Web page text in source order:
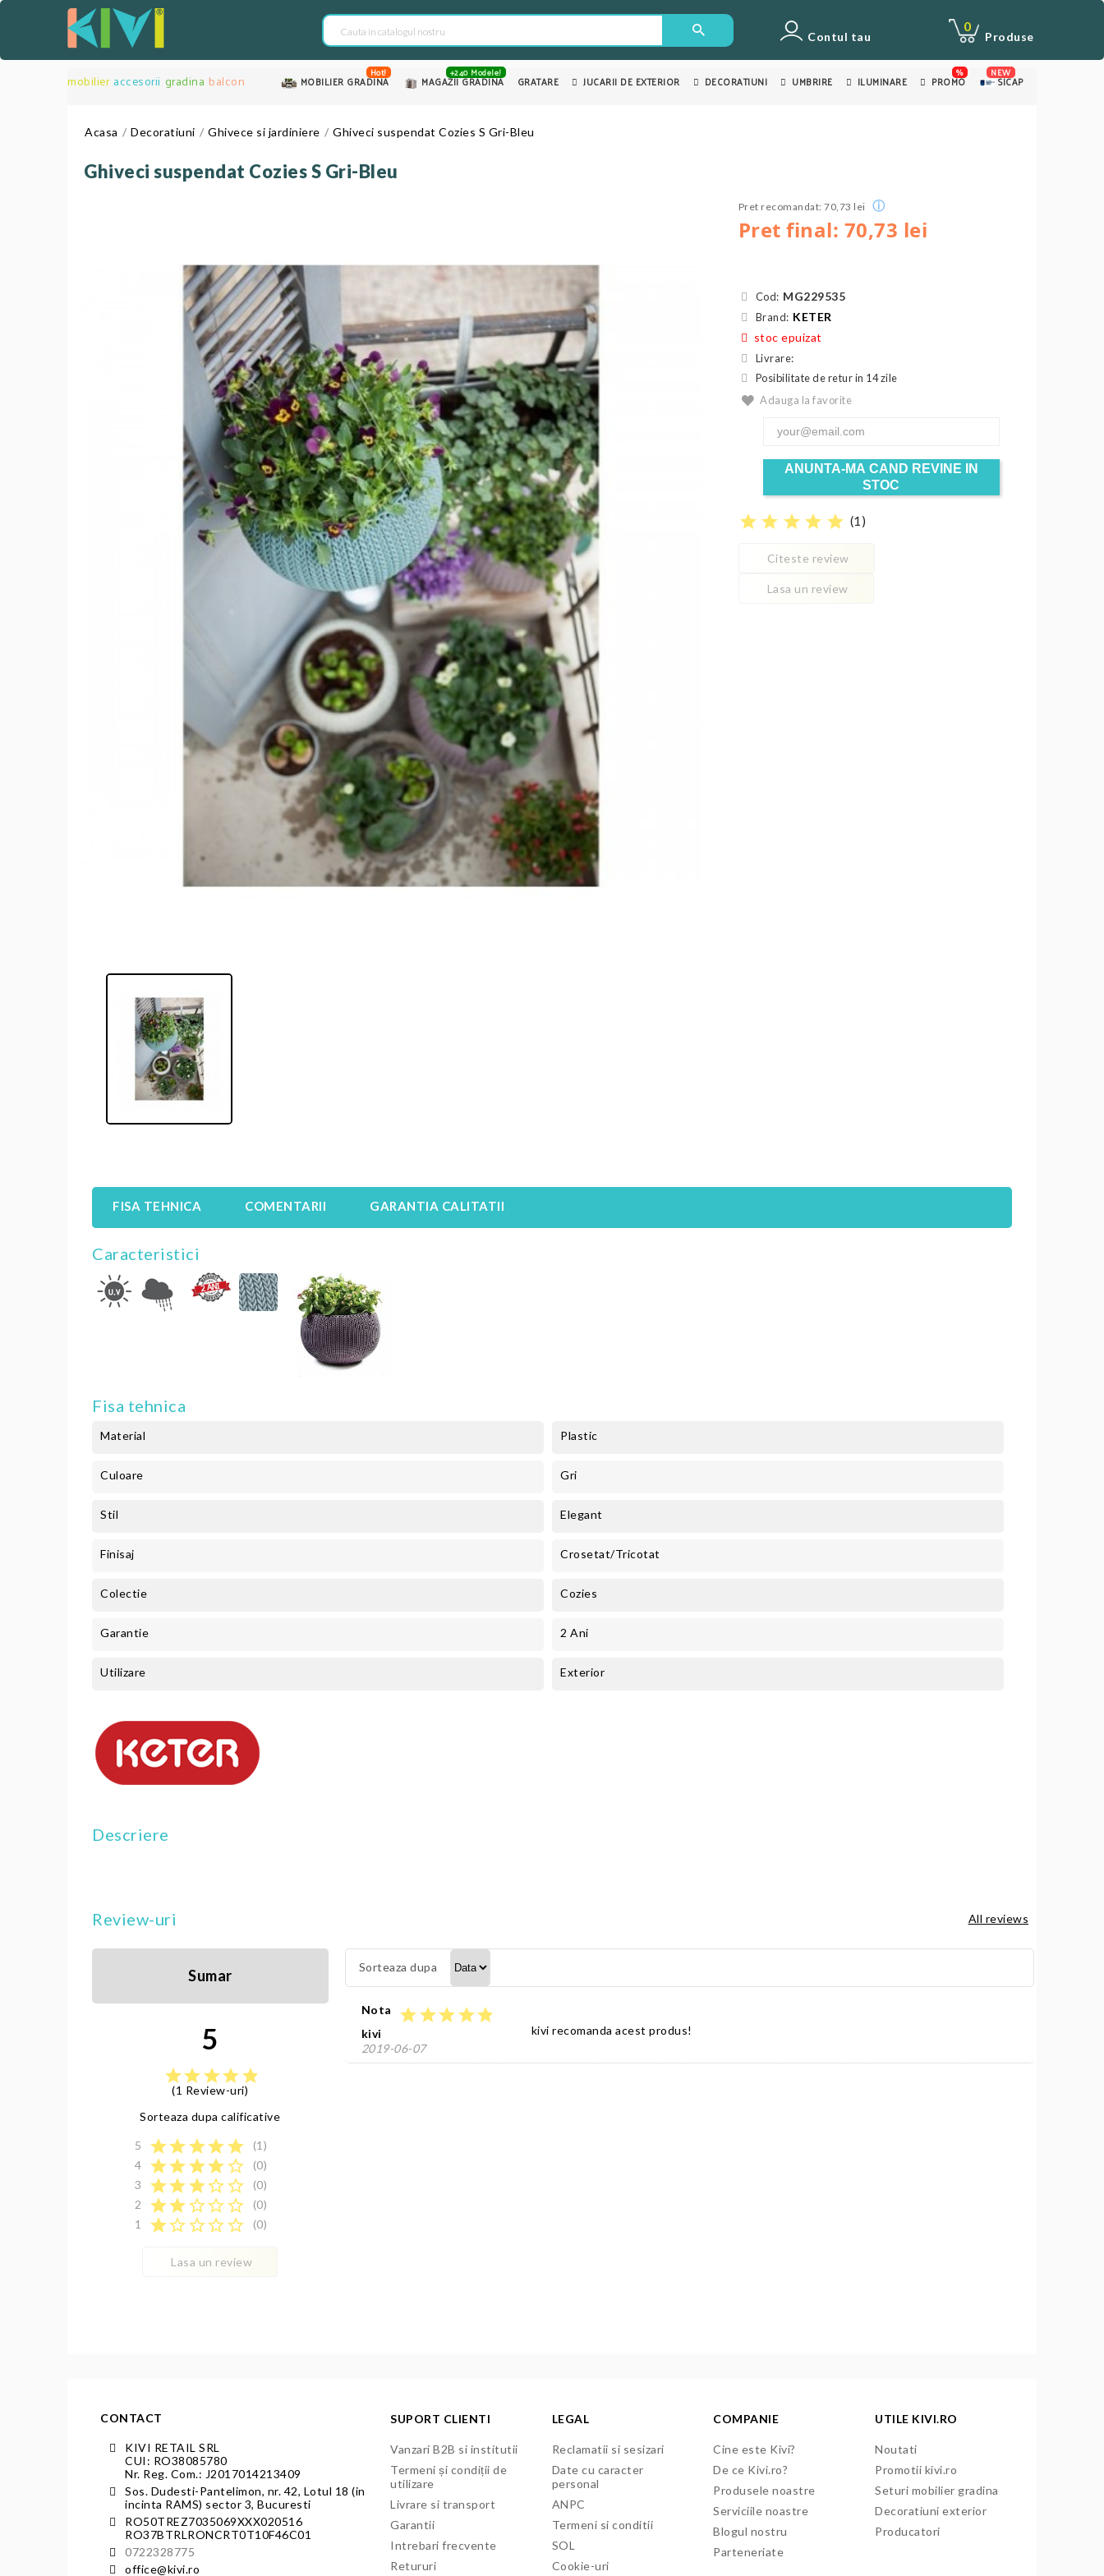
Contul tau Produse
0
mobilier accesorii gradina balcon MOBILIER GRADINA
Hot!
MAGAZII GRADINA
+240 Modele!
GRATARE JUCARII DE EXTERIOR DECORATIUNI UMBRIRE ILUMINARE PROMO
%
SICAP
NEW
Acasa Decoratiuni Ghivece si jardiniere Ghiveci suspendat Cozies S Gri-Bleu
Ghiveci suspendat Cozies S Gri-Bleu
Pret final: 70,73 lei
Pret recomandat: 70,73 lei ⓘ
Cod: MG229535
Brand: KETER
stoc epuizat
Livrare:
Posibilitate de retur in 14 zile
Adauga la favorite
ANUNTA-MA CAND REVINE IN
STOC
star star star star star (1 )
Citeste review
Lasa un review
FISA TEHNICA COMENTARII GARANTIA CALITATII
Caracteristici
Fisa tehnica
Material Plastic
Culoare Gri
Stil Elegant
Finisaj Crosetat/Tricotat
Colectie Cozies
Garantie 2 Ani
Utilizare Exterior
Descriere
Review-uri All reviews
Sumar
5
starstarstarstarstar
(1 Review-uri)
Sorteaza dupa calificative
5 starstarstarstarstar
(1)
4
starstarstarstarstar_border
(0)
3
starstarstarstar_borderstar_border
(0)
2
starstarstar_borderstar_borderstar_border
(0)
1
starstar_borderstar_borderstar_borderstar_border (0)
Lasa un review
Sorteaza dupa
Nota starstarstarstarstar
kivi
2019-06-07
kivi recomanda acest produs!
CONTACT
KIVI RETAIL SRL
CUI: RO38085780
Nr. Reg. Com.: J2017014213409
Sos. Dudesti-Pantelimon, nr. 42, Lotul 18 (in
incinta RAMS) sector 3, Bucuresti
RO50TREZ7035069XXX020516
RO37BTRLRONCRT0T10F46C01
0722328775
office@kivi.ro
SUPORT CLIENTI
Vanzari B2B si institutii
Termeni și condiții de
utilizare
Livrare si transport
Garantii
Intrebari frecvente
Retururi
LEGAL
Reclamatii si sesizari
Date cu caracter
personal
ANPC
Termeni si conditii
SOL
Cookie-uri
COMPANIE
Cine este Kivi?
De ce Kivi.ro?
Produsele noastre
Serviciile noastre
Blogul nostru
Parteneriate
UTILE KIVI.RO
Noutati
Promotii kivi.ro
Seturi mobilier gradina
Decoratiuni exterior
Producatori